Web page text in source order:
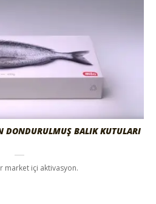
DONDURULMUŞ BALIK KUTULARI
market içi aktivasyon.